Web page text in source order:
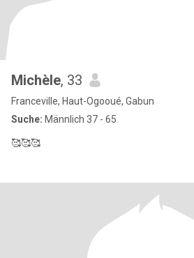
Michèle, 33
Franceville, Haut-Ogooué, Gabun
Suche: Männlich 37 - 65
🥰🥰🥰